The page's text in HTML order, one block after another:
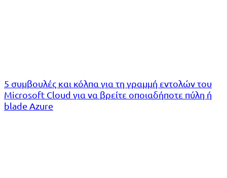
5 συμβουλές και κόλπα για τη γραμμή εντολών του
Microsoft Cloud για να βρείτε οποιαδήποτε πύλη ή
blade Azure